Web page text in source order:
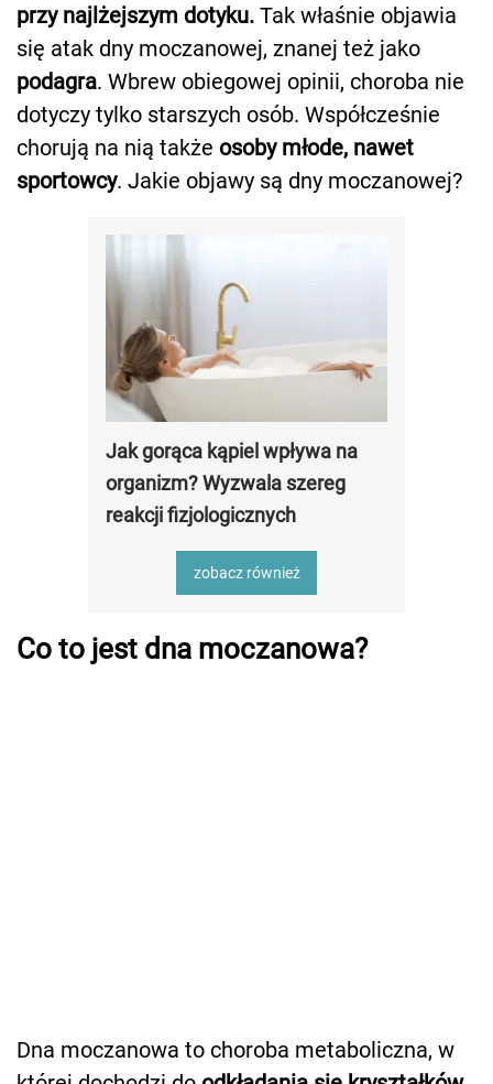
przy najlżejszym dotyku. Tak właśnie objawia
się atak dny moczanowej, znanej też jako
podagra. Wbrew obiegowej opinii, choroba nie
dotyczy tylko starszych osób. Współcześnie
chorują na nią także osoby młode, nawet
sportowcy. Jakie objawy są dny moczanowej?
Jak gorąca kąpiel wpływa na
organizm? Wyzwala szereg
reakcji fizjologicznych
zobacz również
Co to jest dna moczanowa?
Dna moczanowa to choroba metaboliczna, w